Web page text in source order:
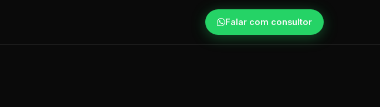
Falar com consultor